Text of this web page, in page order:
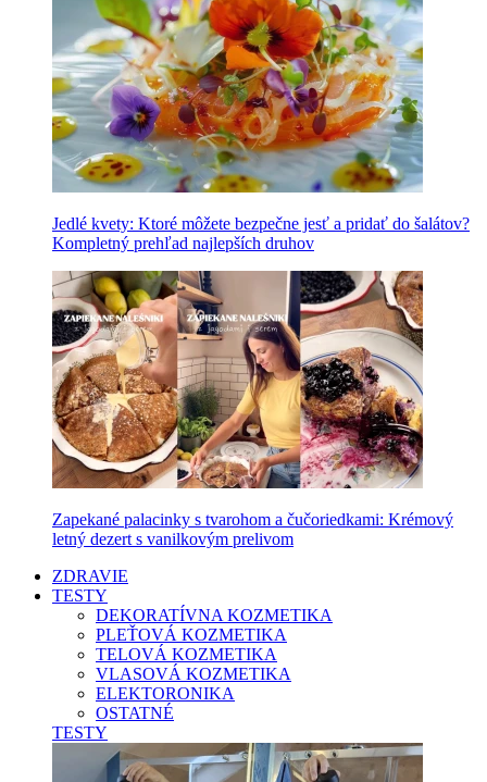
Jedlé kvety: Ktoré môžete bezpečne jesť a pridať do šalátov?
Kompletný prehľad najlepších druhov
Zapekané palacinky s tvarohom a čučoriedkami: Krémový
letný dezert s vanilkovým prelivom
ZDRAVIE
TESTY
DEKORATÍVNA KOZMETIKA
PLEŤOVÁ KOZMETIKA
TELOVÁ KOZMETIKA
VLASOVÁ KOZMETIKA
ELEKTORONIKA
OSTATNÉ
TESTY